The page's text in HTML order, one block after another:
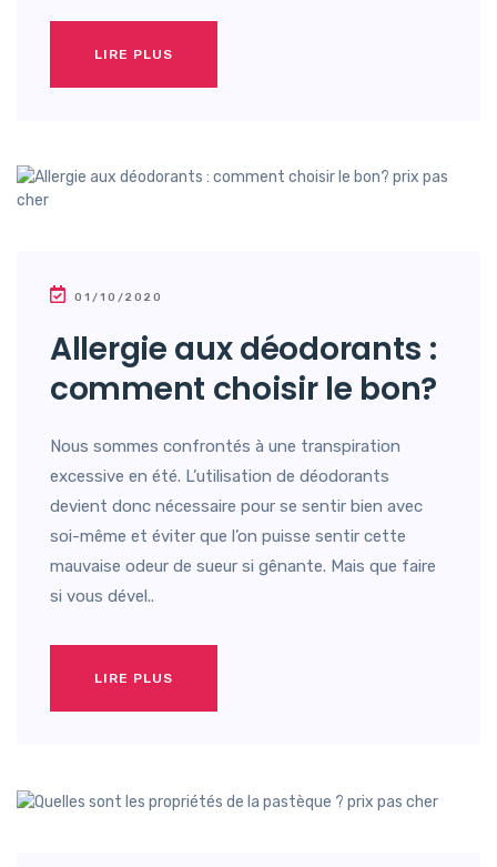
LIRE PLUS
01/10/2020
Allergie aux déodorants :
comment choisir le bon?
Nous sommes confrontés à une transpiration
excessive en été. L’utilisation de déodorants
devient donc nécessaire pour se sentir bien avec
soi-même et éviter que l’on puisse sentir cette
mauvaise odeur de sueur si gênante. Mais que faire
si vous dével..
LIRE PLUS